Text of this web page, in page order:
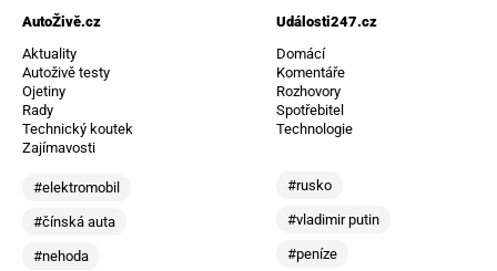
AutoŽivě.cz
Aktuality
Autoživě testy
Ojetiny
Rady
Technický koutek
Zajímavosti
#elektromobil
#čínská auta
#nehoda
Události247.cz
Domácí
Komentáře
Rozhovory
Spotřebitel
Technologie
#rusko
#vladimir putin
#peníze